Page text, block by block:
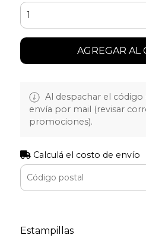
AGREGAR AL
Al despachar el
envía por mail (revisar
promociones).
Calculá el costo de envío
Estampillas